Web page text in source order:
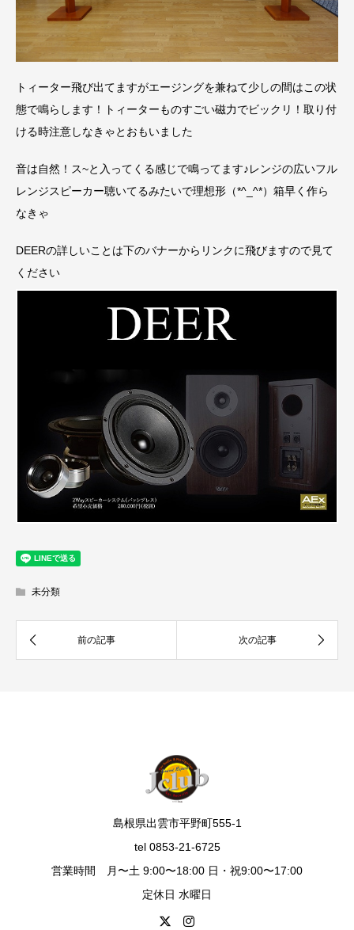
トィーター飛び出てますがエージングを兼ねて少しの間はこの状
態で鳴らします！トィーターものすごい磁力でビックリ！取り付
ける時注意しなきゃとおもいました
音は自然！ス~と入ってくる感じで鳴ってます♪レンジの広いフル
レンジスピーカー聴いてるみたいで理想形（*^_^*）箱早く作ら
なきゃ
DEERの詳しいことは下のバナーからリンクに飛びますので見て
ください
未分類
島根県出雲市平野町555-1
tel 0853-21-6725
営業時間 月〜土 9:00〜18:00 日・祝9:00〜17:00
定休日 水曜日